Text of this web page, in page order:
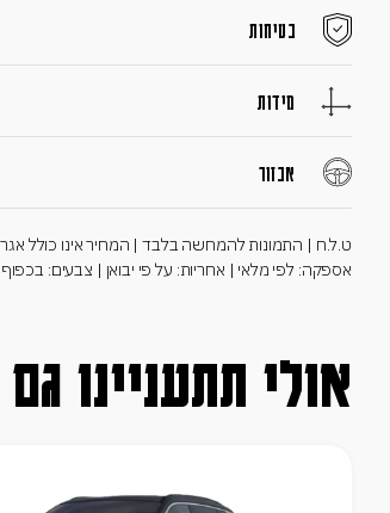
בטיחות
מידות
אבזור
ט.ל.ח | התמונות להמחשה בלבד | המחיר אינו כולל אגרת
אספקה: לפי מלאי | אחריות: על פי יבואן | צבעים: בכפוף
אולי תתעניינו גם